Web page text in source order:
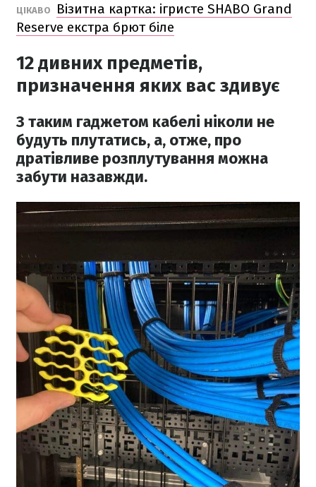
ЦІКАВО
Візитна картка: ігристе SHABO Grand
Reserve екстра брют біле
12 дивних предметів,
призначення яких вас здивує
З таким гаджетом кабелі ніколи не
будуть плутатись, а, отже, про
дратівливе розплутування можна
забути назавжди.